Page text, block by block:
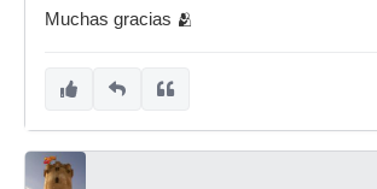
Muchas gracias 🫂